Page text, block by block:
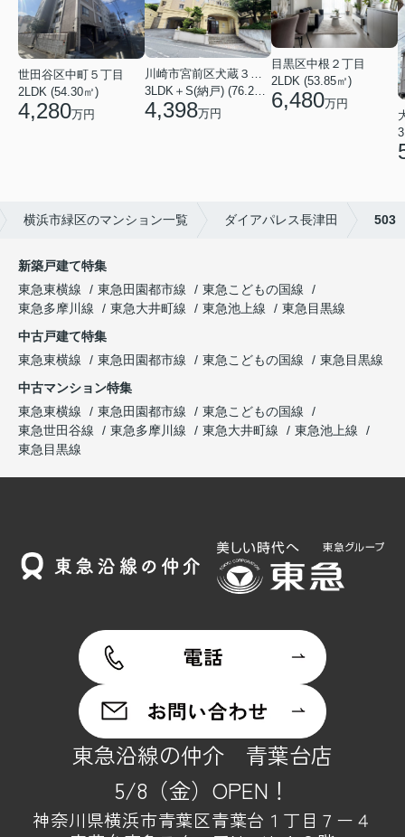
世田谷区中町５丁目
2LDK (54.30㎡)
4,280万円
川崎市宮前区犬蔵３丁目
3LDK＋S(納戸) (76.20㎡)
4,398万円
目黒区中根２丁目
2LDK (53.85㎡)
6,480万円
横浜市緑区のマンション一覧 ダイアパレス長津田 503
新築戸建て特集
東急東横線
東急田園都市線
東急こどもの国線
東急多摩川線
東急大井町線 東急池上線
東急目黒線
中古戸建て特集
東急東横線
東急田園都市線 東急こどもの国線
東急目黒線
中古マンション特集
東急東横線
東急田園都市線
東急こどもの国線
東急世田谷線
東急多摩川線 東急大井町線
東急池上線
東急目黒線
東急沿線の仲介 青葉台店
5/8（金）OPEN！
神奈川県横浜市青葉区青葉台１丁目７ー４